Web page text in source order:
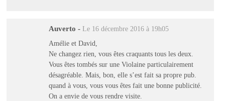
Auverto - Le 16 décembre 2016 à 19h05
Amélie et David,
Ne changez rien, vous êtes craquants tous les deux.
Vous êtes tombés sur une Violaine particulairement
désagréable. Mais, bon, elle s’est fait sa propre pub.
quand à vous, vous vous êtes fait une bonne publicité.
On a envie de vous rendre visite.